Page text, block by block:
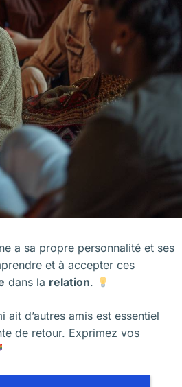
a sa propre personnalité et ses
et à accepter ces
dans la relation.
d’autres amis est essentiel
de retour. Exprimez vos